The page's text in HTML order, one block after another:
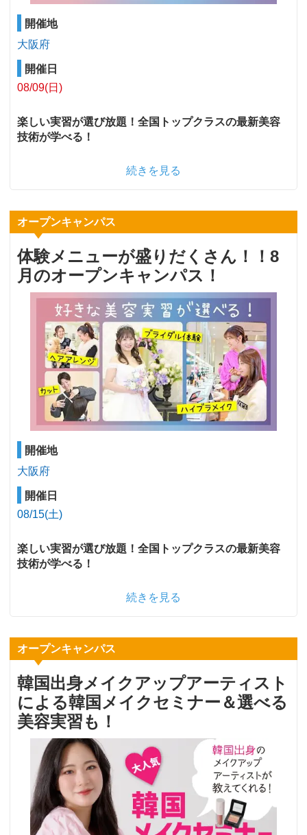
開催地
大阪府
開催日
08/09(日)
楽しい実習が選び放題！全国トップクラスの最新美容
技術が学べる！
続きを見る
オープンキャンパス
体験メニューが盛りだくさん！！8
月のオープンキャンパス！
開催地
大阪府
開催日
08/15(土)
楽しい実習が選び放題！全国トップクラスの最新美容
技術が学べる！
続きを見る
オープンキャンパス
韓国出身メイクアップアーティスト
による韓国メイクセミナー＆選べる
美容実習も！